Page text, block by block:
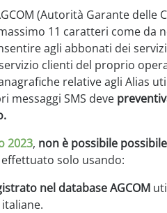
(Autorità Garante
11 caratteri come da
agli abbonati dei
clienti del proprio
relative agli Alias
messaggi SMS deve
2023, non è possibile
effettuato solo usando:
nel database AGCOM